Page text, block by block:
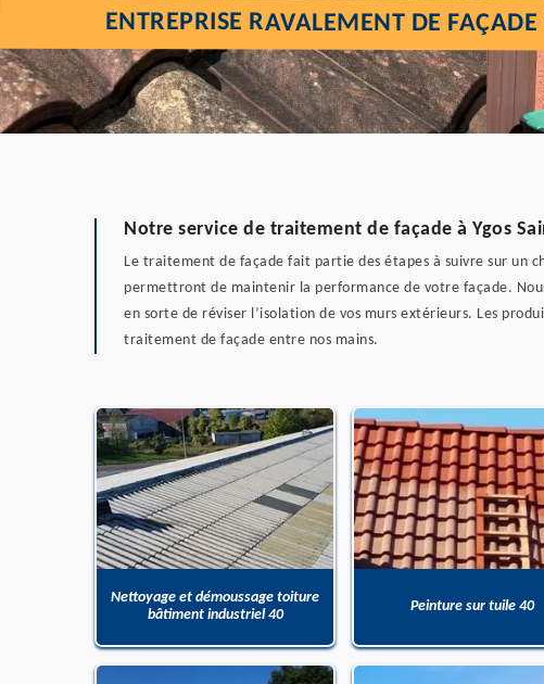
ENTREPRISE RAVALEMENT DE
Notre service de traitement de façade à Ygos
Le traitement de façade fait partie des étapes à suivre sur un
permettront de maintenir la performance de votre façade.
en sorte de réviser l’isolation de vos murs extérieurs. Les
traitement de façade entre nos mains.
Nettoyage et démoussage toiture
bâtiment industriel 40
Peinture sur tuile 40